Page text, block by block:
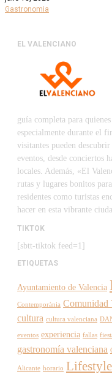
Gastronomia
EL VALENCIANO
guía completa para
especialmente durante el
visitantes pueden
eventos, desde conciertos
locales. Además, «El
rutas y lugares bonitos
residentes como turistas
hacer en esta vibrante
TIKTOK
[sbtt-tiktok feed=1]
ETIQUETAS
Ayuntamiento de Valencia
Contemporània Comunidad
cultura cultura valenciana
eventos experiencia fallas
gastronomía valenciana
Alicante horario Lifestyle